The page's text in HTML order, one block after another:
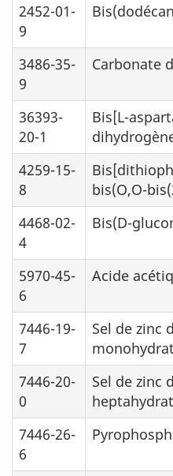
2452-01-
9
3486-35-
9
Carbonate
36393-
20-1
Bis[L-
4259-15-
8
bis(O,O-
4468-02-
4
Bis(D-
5970-45-
6
Acide
7446-19-
7
Sel de zinc
7446-20-
0
Sel de zinc
7446-26-
6